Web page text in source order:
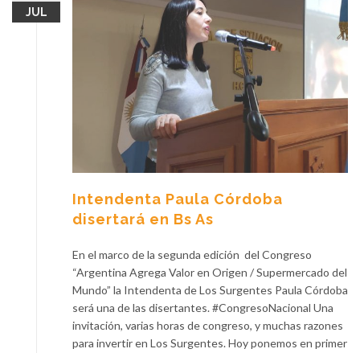
JUL
Intendenta Paula Córdoba
disertará en Bs As
En el marco de la segunda edición del Congreso
“Argentina Agrega Valor en Origen / Supermercado del
Mundo” la Intendenta de Los Surgentes Paula Córdoba
será una de las disertantes. #CongresoNacional Una
invitación, varias horas de congreso, y muchas razones
para invertir en Los Surgentes. Hoy ponemos en primer